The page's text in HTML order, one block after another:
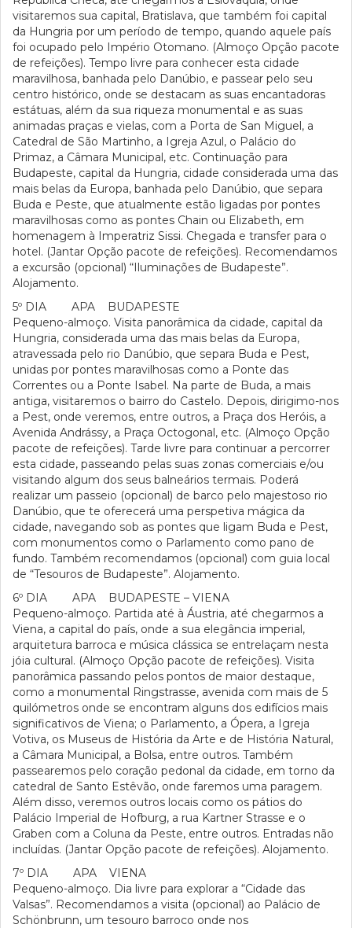
visitaremos sua capital, Bratislava, que também foi capital
da Hungria por um período de tempo, quando aquele país
foi ocupado pelo Império Otomano. (Almoço Opção pacote
de refeições). Tempo livre para conhecer esta cidade
maravilhosa, banhada pelo Danúbio, e passear pelo seu
centro histórico, onde se destacam as suas encantadoras
estátuas, além da sua riqueza monumental e as suas
animadas praças e vielas, com a Porta de San Miguel, a
Catedral de São Martinho, a Igreja Azul, o Palácio do
Primaz, a Câmara Municipal, etc. Continuação para
Budapeste, capital da Hungria, cidade considerada uma das
mais belas da Europa, banhada pelo Danúbio, que separa
Buda e Peste, que atualmente estão ligadas por pontes
maravilhosas como as pontes Chain ou Elizabeth, em
homenagem à Imperatriz Sissi. Chegada e transfer para o
hotel. (Jantar Opção pacote de refeições). Recomendamos
a excursão (opcional) “Iluminações de Budapeste”.
Alojamento.
5º DIA APA BUDAPESTE
Pequeno-almoço. Visita panorâmica da cidade, capital da
Hungria, considerada uma das mais belas da Europa,
atravessada pelo rio Danúbio, que separa Buda e Pest,
unidas por pontes maravilhosas como a Ponte das
Correntes ou a Ponte Isabel. Na parte de Buda, a mais
antiga, visitaremos o bairro do Castelo. Depois, dirigimo-nos
a Pest, onde veremos, entre outros, a Praça dos Heróis, a
Avenida Andrássy, a Praça Octogonal, etc. (Almoço Opção
pacote de refeições). Tarde livre para continuar a percorrer
esta cidade, passeando pelas suas zonas comerciais e/ou
visitando algum dos seus balneários termais. Poderá
realizar um passeio (opcional) de barco pelo majestoso rio
Danúbio, que te oferecerá uma perspetiva mágica da
cidade, navegando sob as pontes que ligam Buda e Pest,
com monumentos como o Parlamento como pano de
fundo. Também recomendamos (opcional) com guia local
de “Tesouros de Budapeste”. Alojamento.
6º DIA APA BUDAPESTE – VIENA
Pequeno-almoço. Partida até à Áustria, até chegarmos a
Viena, a capital do país, onde a sua elegância imperial,
arquitetura barroca e música clássica se entrelaçam nesta
jóia cultural. (Almoço Opção pacote de refeições). Visita
panorâmica passando pelos pontos de maior destaque,
como a monumental Ringstrasse, avenida com mais de 5
quilómetros onde se encontram alguns dos edifícios mais
significativos de Viena; o Parlamento, a Ópera, a Igreja
Votiva, os Museus de História da Arte e de História Natural,
a Câmara Municipal, a Bolsa, entre outros. Também
passearemos pelo coração pedonal da cidade, em torno da
catedral de Santo Estêvão, onde faremos uma paragem.
Além disso, veremos outros locais como os pátios do
Palácio Imperial de Hofburg, a rua Kartner Strasse e o
Graben com a Coluna da Peste, entre outros. Entradas não
incluídas. (Jantar Opção pacote de refeições). Alojamento.
7º DIA APA VIENA
Pequeno-almoço. Dia livre para explorar a “Cidade das
Valsas”. Recomendamos a visita (opcional) ao Palácio de
Schönbrunn, um tesouro barroco onde nos